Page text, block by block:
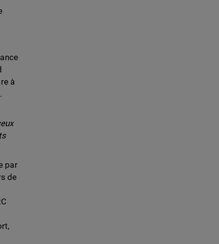
à
par
de